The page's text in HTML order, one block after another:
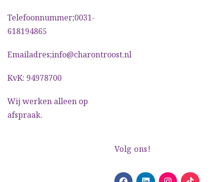
Telefoonnummer;0031-
618194865
Emailadres;info@charontroost.nl
KvK: 94978700
Wij werken alleen op
afspraak.
Volg ons!